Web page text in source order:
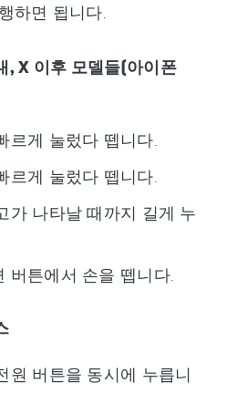
하면 됩니다.
, X 이후 모델들(아이폰
르게 눌렀다 뗍니다.
르게 눌렀다 뗍니다.
가 나타날 때까지 길게 누
버튼에서 손을 뗍니다.
원 버튼을 동시에 누릅니